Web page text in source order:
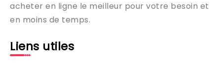
acheter en ligne le meilleur pour votre besoin et
en moins de temps.
Liens utiles